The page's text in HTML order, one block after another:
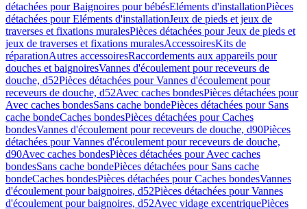
détachées pour Baignoires pour bébésEléments d'installationPièces
détachées pour Eléments d'installationJeux de pieds et jeux de
traverses et fixations muralesPièces détachées pour Jeux de pieds et
jeux de traverses et fixations muralesAccessoiresKits de
réparationAutres accessoiresRaccordements aux appareils pour
douches et baignoiresVannes d'écoulement pour receveurs de
douche, d52Pièces détachées pour Vannes d'écoulement pour
receveurs de douche, d52Avec caches bondesPièces détachées pour
Avec caches bondesSans cache bondePièces détachées pour Sans
cache bondeCaches bondesPièces détachées pour Caches
bondesVannes d'écoulement pour receveurs de douche, d90Pièces
détachées pour Vannes d'écoulement pour receveurs de douche,
d90Avec caches bondesPièces détachées pour Avec caches
bondesSans cache bondePièces détachées pour Sans cache
bondeCaches bondesPièces détachées pour Caches bondesVannes
d'écoulement pour baignoires, d52Pièces détachées pour Vannes
d'écoulement pour baignoires, d52Avec vidage excentriquePièces